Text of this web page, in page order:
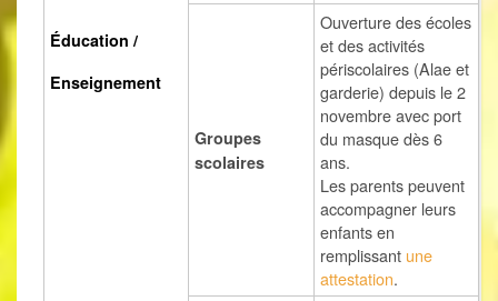
Éducation /
Enseignement
Groupes
scolaires
Ouverture des écoles
et des activités
périscolaires (Alae et
garderie) depuis le 2
novembre avec port
du masque dès 6
ans.
Les parents peuvent
accompagner leurs
enfants en
remplissant une
attestation.